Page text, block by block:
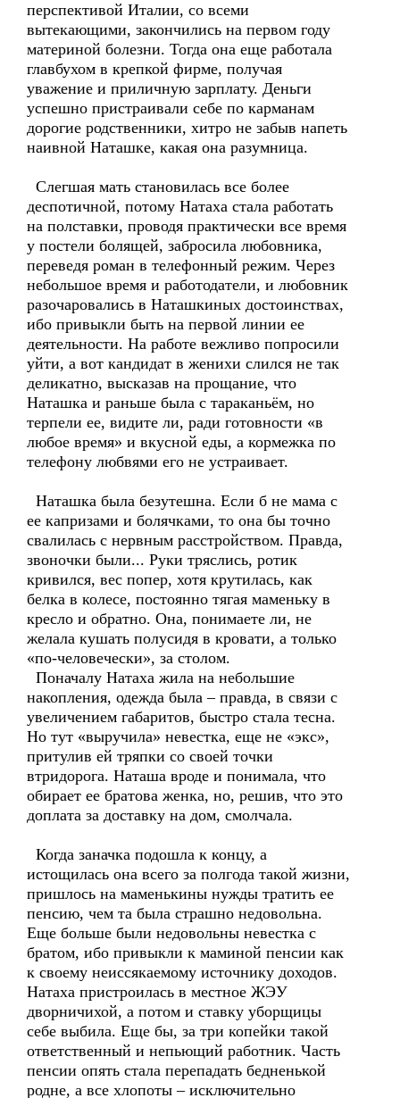
перспективой Италии, со всеми
вытекающими, закончились на первом году
материной болезни. Тогда она еще работала
главбухом в крепкой фирме, получая
уважение и приличную зарплату. Деньги
успешно пристраивали себе по карманам
дорогие родственники, хитро не забыв напеть
наивной Наташке, какая она разумница.
Слегшая мать становилась все более
деспотичной, потому Натаха стала работать
на полставки, проводя практически все время
у постели болящей, забросила любовника,
переведя роман в телефонный режим. Через
небольшое время и работодатели, и любовник
разочаровались в Наташкиных достоинствах,
ибо привыкли быть на первой линии ее
деятельности. На работе вежливо попросили
уйти, а вот кандидат в женихи слился не так
деликатно, высказав на прощание, что
Наташка и раньше была с тараканьём, но
терпели ее, видите ли, ради готовности «в
любое время» и вкусной еды, а кормежка по
телефону любвями его не устраивает.
Наташка была безутешна. Если б не мама с
ее капризами и болячками, то она бы точно
свалилась с нервным расстройством. Правда,
звоночки были... Руки тряслись, ротик
кривился, вес попер, хотя крутилась, как
белка в колесе, постоянно тягая маменьку в
кресло и обратно. Она, понимаете ли, не
желала кушать полусидя в кровати, а только
«по-человечески», за столом.
Поначалу Натаха жила на небольшие
накопления, одежда была – правда, в связи с
увеличением габаритов, быстро стала тесна.
Но тут «выручила» невестка, еще не «экс»,
притулив ей тряпки со своей точки
втридорога. Наташа вроде и понимала, что
обирает ее братова женка, но, решив, что это
доплата за доставку на дом, смолчала.
Когда заначка подошла к концу, а
истощилась она всего за полгода такой жизни,
пришлось на маменькины нужды тратить ее
пенсию, чем та была страшно недовольна.
Еще больше были недовольны невестка с
братом, ибо привыкли к маминой пенсии как
к своему неиссякаемому источнику доходов.
Натаха пристроилась в местное ЖЭУ
дворничихой, а потом и ставку уборщицы
себе выбила. Еще бы, за три копейки такой
ответственный и непьющий работник. Часть
пенсии опять стала перепадать бедненькой
родне, а все хлопоты – исключительно